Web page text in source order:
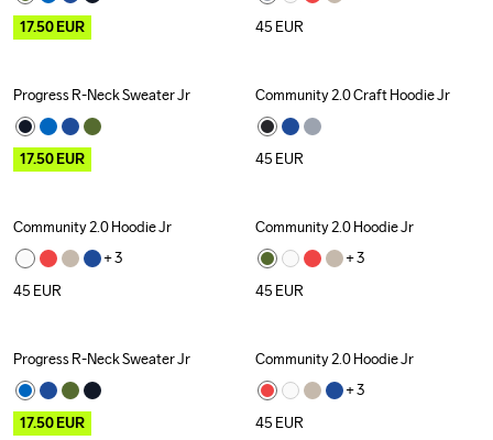
17.50EUR
45 EUR
Outlet
Progress R-Neck Sweater Jr
17.50EUR
Community 2.0 Craft Hoodie Jr
45 EUR
New
Community 2.0 Hoodie Jr
+ 3
45 EUR
Community 2.0 Hoodie Jr
+ 3
45 EUR
Outlet
Progress R-Neck Sweater Jr
17.50EUR
New
Community 2.0 Hoodie Jr
+ 3
45 EUR